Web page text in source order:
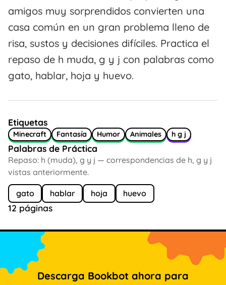
amigos muy sorprendidos convierten una
casa común en un gran problema lleno de
risa, sustos y decisiones difíciles. Practica el
repaso de h muda, g y j con palabras como
gato, hablar, hoja y huevo.
Etiquetas
Minecraft Fantasía Humor Animales h g j
Palabras de Práctica
Repaso: h (muda), g y j — correspondencias de h, g y j
vistas anteriormente.
gato hablar hoja huevo
12 páginas
Descarga Bookbot ahora para